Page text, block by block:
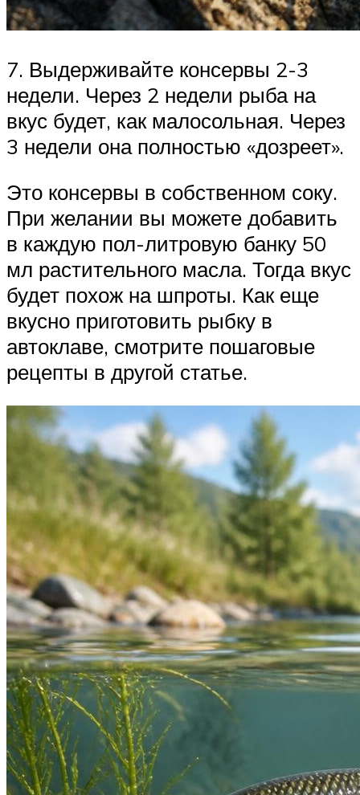
7. Выдерживайте консервы 2-3
недели. Через 2 недели рыба на
вкус будет, как малосольная. Через
3 недели она полностью «дозреет».
Это консервы в собственном соку.
При желании вы можете добавить
в каждую пол-литровую банку 50
мл растительного масла. Тогда вкус
будет похож на шпроты. Как еще
вкусно приготовить рыбку в
автоклаве, смотрите пошаговые
рецепты в другой статье.